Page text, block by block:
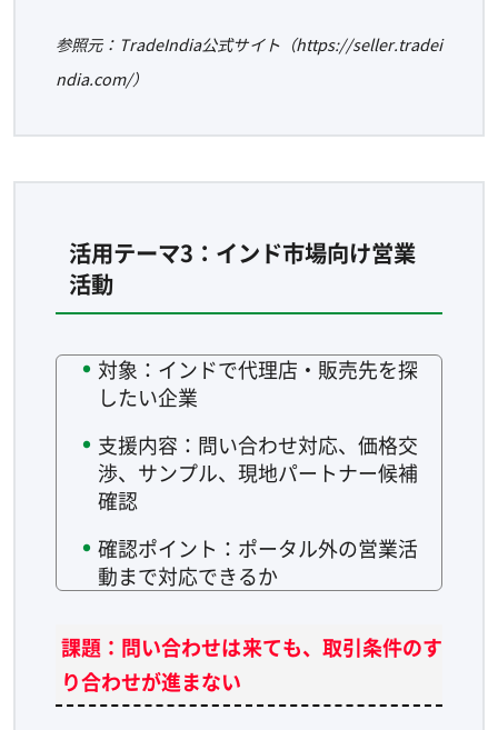
参照元：TradeIndia公式サイト（https://seller.tradei
ndia.com/）
活用テーマ3：インド市場向け営業
活動
対象：インドで代理店・販売先を探
したい企業
支援内容：問い合わせ対応、価格交
渉、サンプル、現地パートナー候補
確認
確認ポイント：ポータル外の営業活
動まで対応できるか
課題：問い合わせは来ても、取引条件のす
り合わせが進まない